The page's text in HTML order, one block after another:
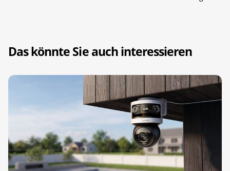
Das könnte Sie auch interessieren